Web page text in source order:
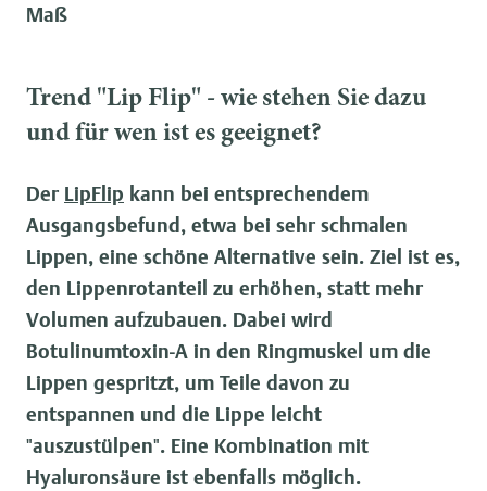
Maß
Trend "Lip Flip" - wie stehen Sie dazu
und für wen ist es geeignet?
Der LipFlip kann bei entsprechendem
Ausgangsbefund, etwa bei sehr schmalen
Lippen, eine schöne Alternative sein. Ziel ist es,
den Lippenrotanteil zu erhöhen, statt mehr
Volumen aufzubauen. Dabei wird
Botulinumtoxin-A in den Ringmuskel um die
Lippen gespritzt, um Teile davon zu
entspannen und die Lippe leicht
"auszustülpen". Eine Kombination mit
Hyaluronsäure ist ebenfalls möglich.